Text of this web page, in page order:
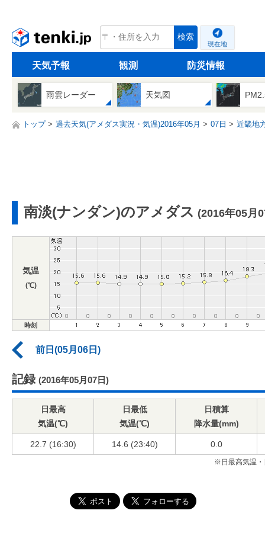
tenki.jp 検索
現在地
天気予報 観測 防災情報
雨雲レーダー 天気図
トップ 過去天気(アメダス実況・気温)2016年05月 07日 近畿地
南淡(ナンダン)のアメダス (2016年05月
気温
(℃)
時刻
前日(05月06日)
記録 (2016年05月07日)
日最高
気温(℃)
日最低
気温(℃)
日積算
降水量(mm)
22.7 (16:30) 14.6 (23:40) 0.0
※日最高気温・